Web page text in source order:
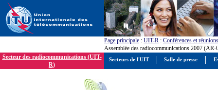
Page principale : UIT-R : Conférences et réunions
Assemblée des radiocommunications 2007 (AR-
Secteur des radiocommunications (UIT-
R)
Secteurs de l'UIT Salle de presse